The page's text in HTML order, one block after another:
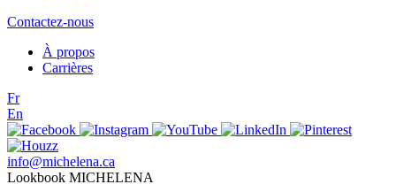
Contactez-nous
À propos
Carrières
Fr
En
info@michelena.ca
Lookbook MICHELENA